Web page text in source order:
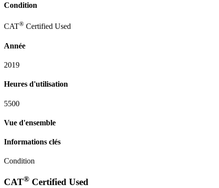
Condition
CAT® Certified Used
Année
2019
Heures d'utilisation
5500
Vue d'ensemble
Informations clés
Condition
CAT® Certified Used